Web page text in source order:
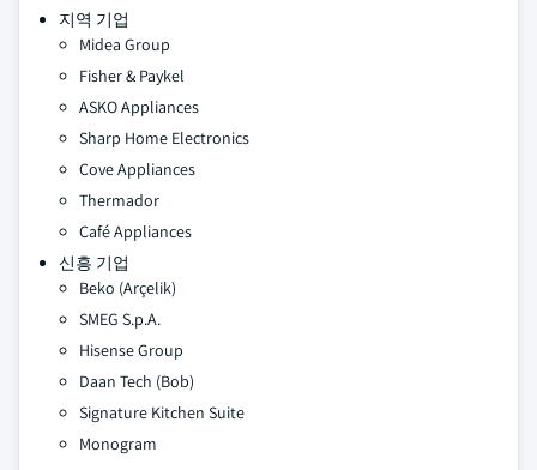
지역 기업
Midea Group
Fisher & Paykel
ASKO Appliances
Sharp Home Electronics
Cove Appliances
Thermador
Café Appliances
신흥 기업
Beko (Arçelik)
SMEG S.p.A.
Hisense Group
Daan Tech (Bob)
Signature Kitchen Suite
Monogram